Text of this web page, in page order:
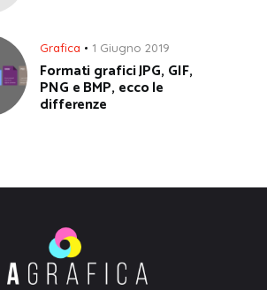
Grafica 1 Giugno 2019
Formati grafici JPG, GIF,
PNG e BMP, ecco le
differenze